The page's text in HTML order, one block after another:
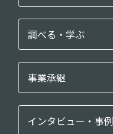
調べる・学ぶ
事業承継
インタビュー・事例